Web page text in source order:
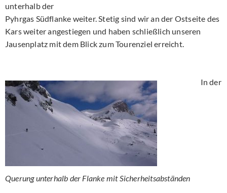
unterhalb der
Pyhrgas Südflanke weiter. Stetig sind wir an der Ostseite des
Kars weiter angestiegen und haben schließlich unseren
Jausenplatz mit dem Blick zum Tourenziel erreicht.
Querung unterhalb der Flanke mit Sicherheitsabständen
In der